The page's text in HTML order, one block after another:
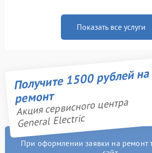
Показать все услуги
Получите 1500 рублей на
ремонт
Акция сервисного центра
General Electric
При оформлении заявки на ремонт